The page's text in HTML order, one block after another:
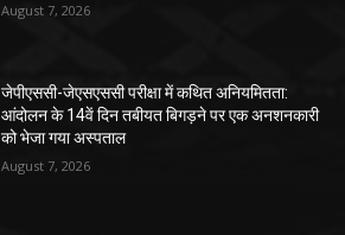
August 7, 2026
जेपीएससी-जेएसएससी परीक्षा में कथित अनियमितता:
आंदोलन के 14वें दिन तबीयत बिगड़ने पर एक अनशनकारी
को भेजा गया अस्पताल
August 7, 2026